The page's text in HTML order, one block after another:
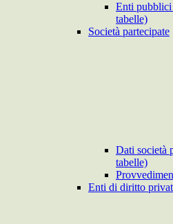
Enti
tabelle)
Società partecipate
Dati società
tabelle)
Enti di diritto